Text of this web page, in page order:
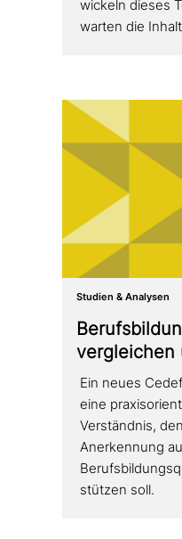
wickeln dieses
warten die
Studien & Analysen
ver­glei­chen
Ein neues
eine
Verständnis,
Anerkennung
stüt­zen soll.